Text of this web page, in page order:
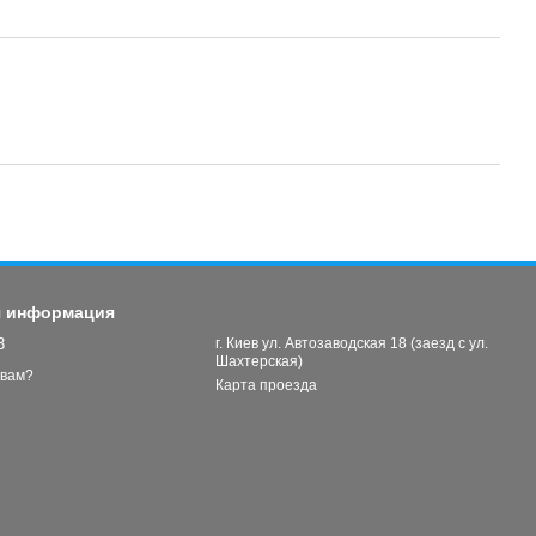
информация
г. Киев ул. Автозаводская 18 (заезд с ул.
Шахтерская)
Карта проезда